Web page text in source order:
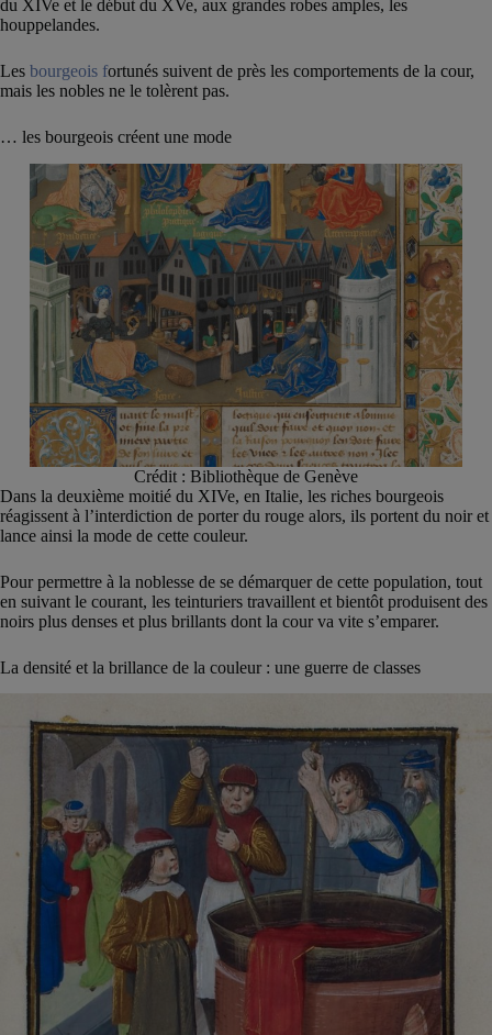
du XIVe et le début du XVe, aux grandes robes amples, les
houppelandes.
Les bourgeois fortunés suivent de près les comportements de la cour,
mais les nobles ne le tolèrent pas.
… les bourgeois créent une mode
Crédit : Bibliothèque de Genève
Dans la deuxième moitié du XIVe, en Italie, les riches bourgeois
réagissent à l’interdiction de porter du rouge alors, ils portent du noir et
lance ainsi la mode de cette couleur.
Pour permettre à la noblesse de se démarquer de cette population, tout
en suivant le courant, les teinturiers travaillent et bientôt produisent des
noirs plus denses et plus brillants dont la cour va vite s’emparer.
La densité et la brillance de la couleur : une guerre de classes